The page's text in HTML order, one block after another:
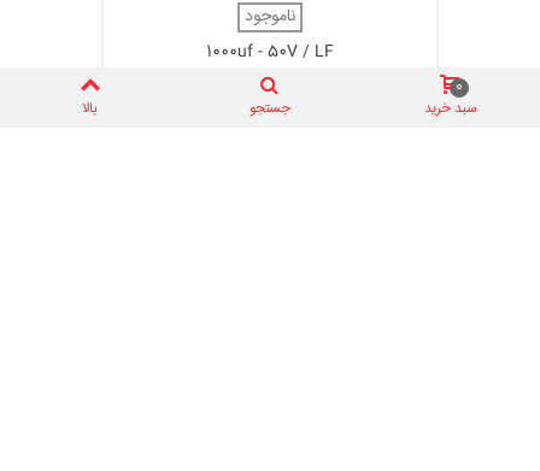
ناموجود
1000uf - 50V / LF
سبد خرید
0
جستجو بالا